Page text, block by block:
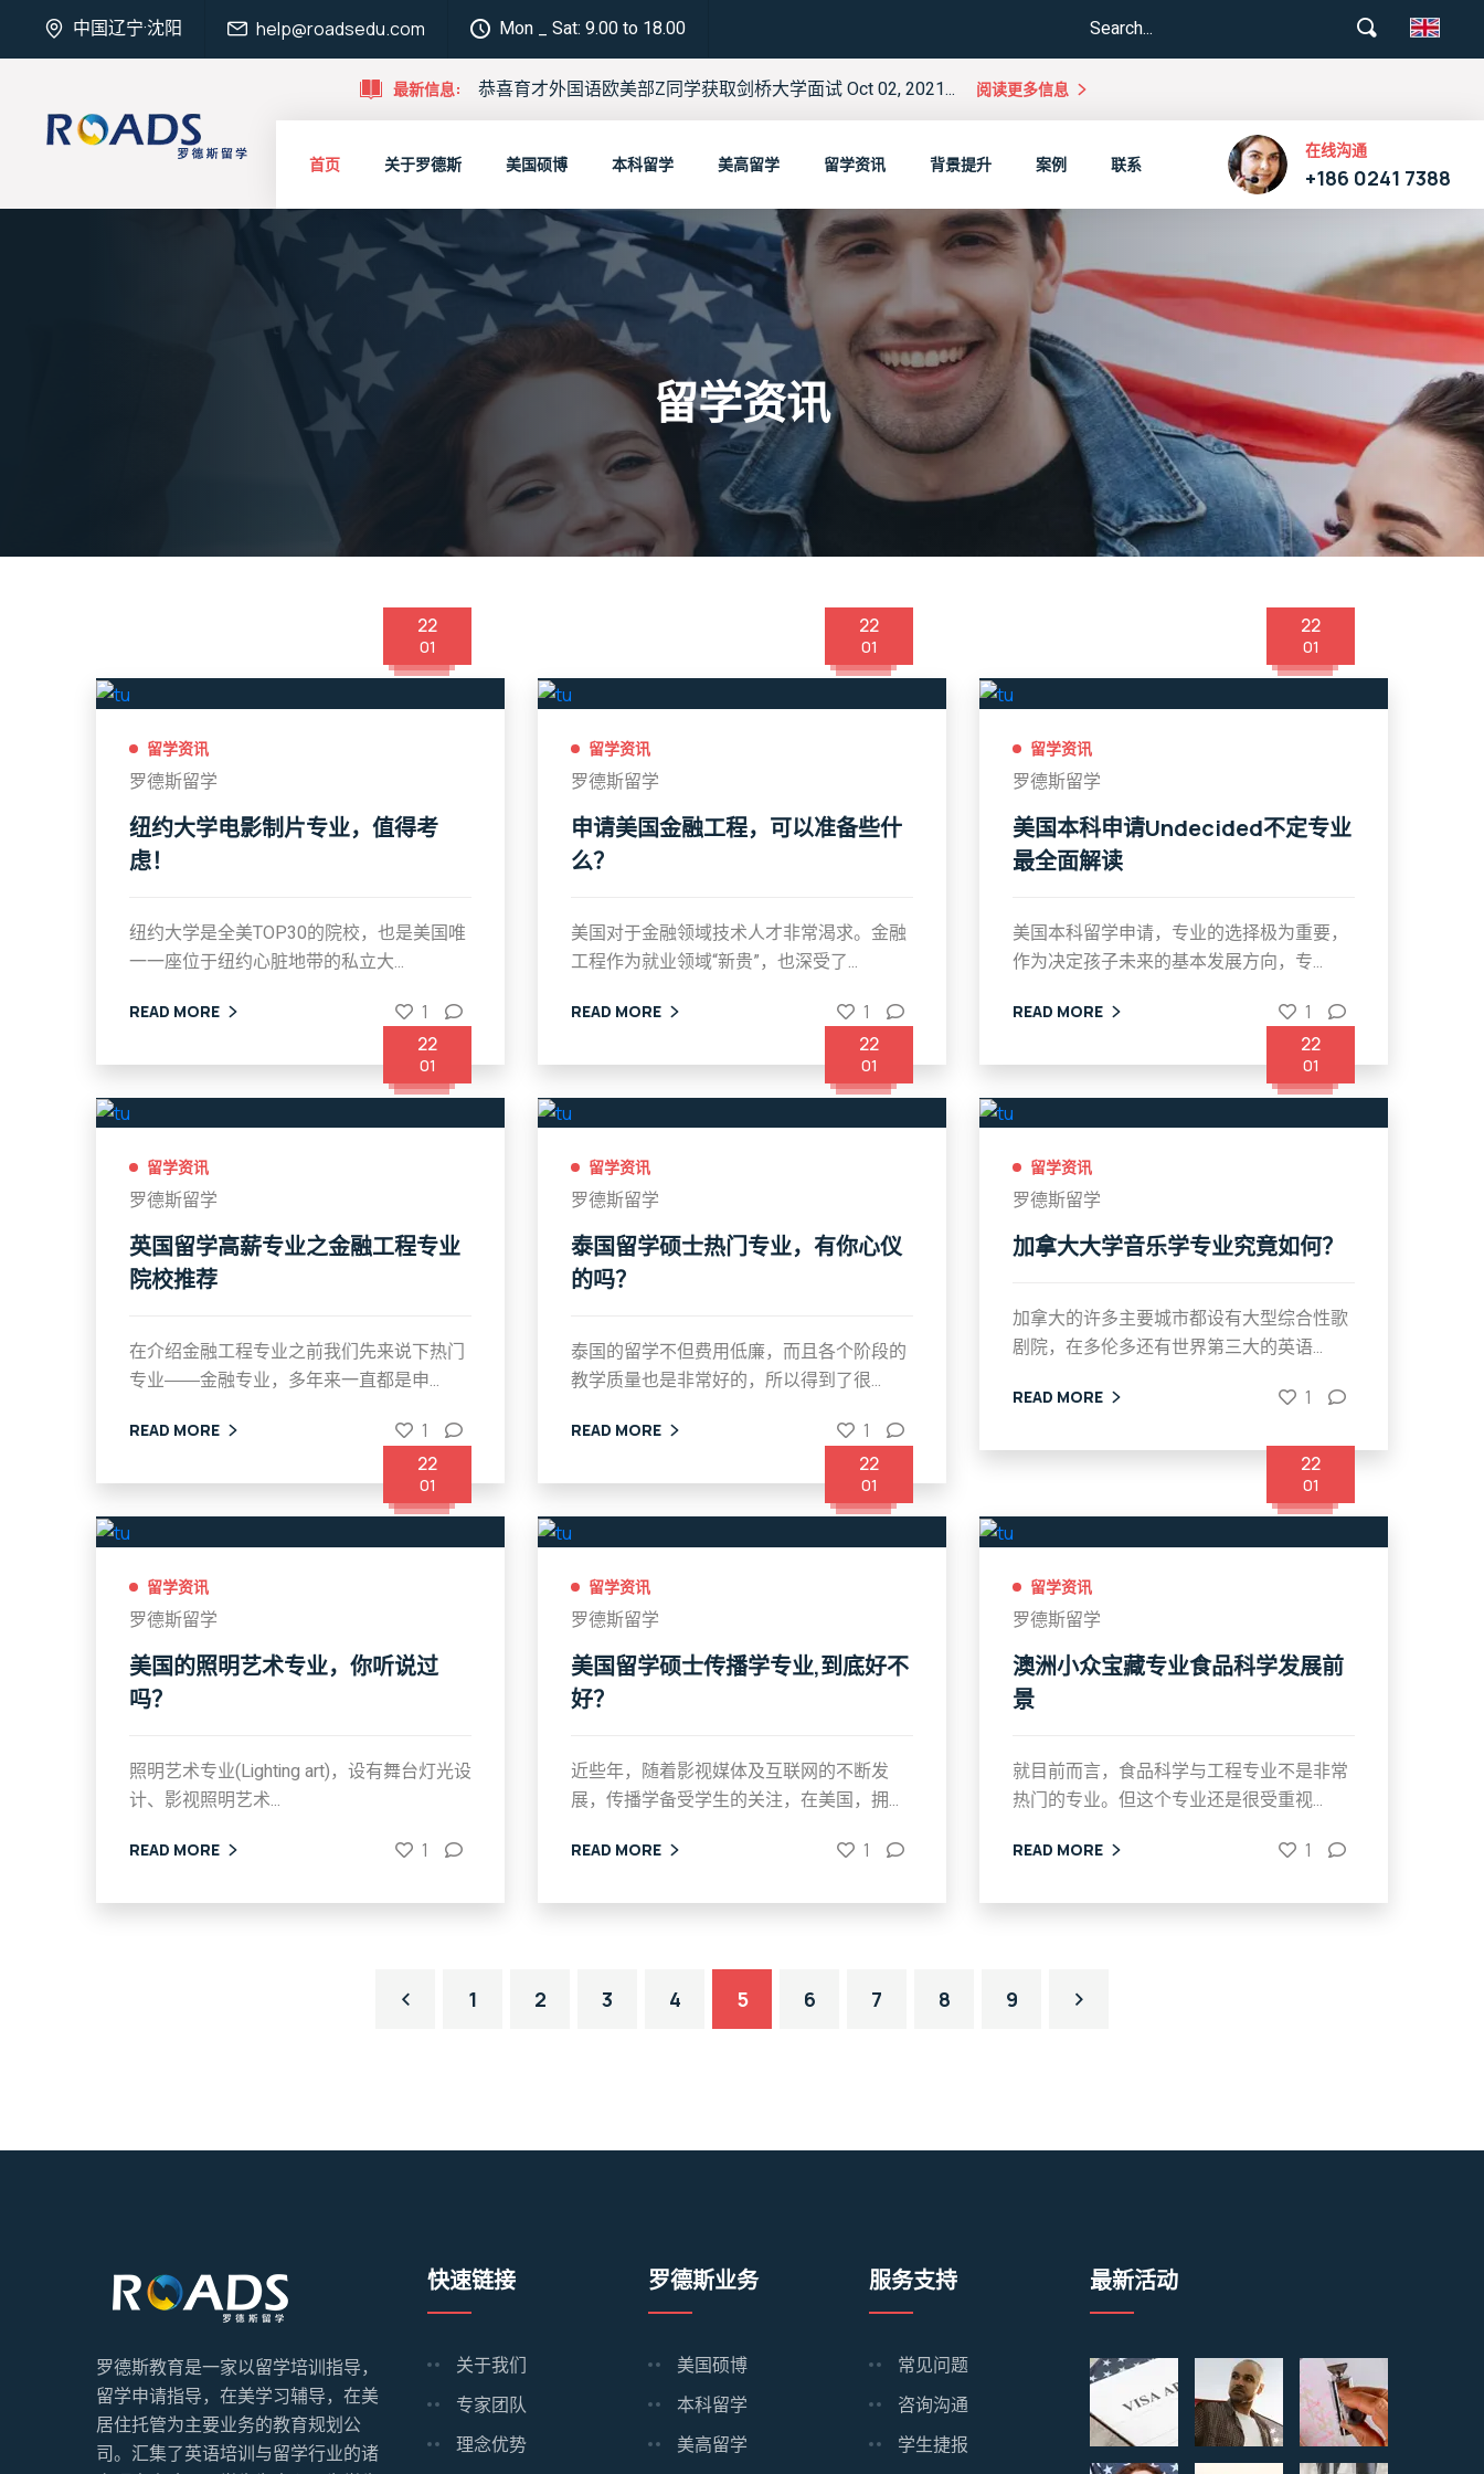
中国辽宁·沈阳 help@roadsedu.com Mon _ Sat: 9.00 to 18.00
最新信息: 恭喜育才外国语欧美部Z同学获取剑桥大学面试 Oct 02, 2021... 阅读更多信息
首页 关于罗德斯 美国硕博 本科留学 美高留学 留学资讯 背景提升 案例 联系
在线沟通
+186 0241 7388
留学资讯
22
01
留学资讯
罗德斯留学
纽约大学电影制片专业，值得考
虑！
纽约大学是全美TOP30的院校，也是美国唯
一一座位于纽约心脏地带的私立大...
READ MORE 1
22
01
留学资讯
罗德斯留学
申请美国金融工程，可以准备些什
么？
美国对于金融领域技术人才非常渴求。金融
工程作为就业领域“新贵”，也深受了...
READ MORE 1
22
01
留学资讯
罗德斯留学
美国本科申请Undecided不定专业
最全面解读
美国本科留学申请，专业的选择极为重要，
作为决定孩子未来的基本发展方向，专...
READ MORE
1
22
01
留学资讯
罗德斯留学
英国留学高薪专业之金融工程专业
院校推荐
在介绍金融工程专业之前我们先来说下热门
专业――金融专业，多年来一直都是申...
READ MORE 1
22
01
留学资讯
罗德斯留学
泰国留学硕士热门专业，有你心仪
的吗？
泰国的留学不但费用低廉，而且各个阶段的
教学质量也是非常好的，所以得到了很...
READ MORE 1
22
01
留学资讯
罗德斯留学
加拿大大学音乐学专业究竟如何？
加拿大的许多主要城市都设有大型综合性歌
剧院，在多伦多还有世界第三大的英语...
READ MORE 1
22
01
留学资讯
罗德斯留学
美国的照明艺术专业，你听说过
吗？
照明艺术专业(Lighting art)，设有舞台灯光设
计、影视照明艺术...
READ MORE 1
22
01
留学资讯
罗德斯留学
美国留学硕士传播学专业,到底好不
好？
近些年，随着影视媒体及互联网的不断发
展，传播学备受学生的关注，在美国，拥...
READ MORE 1
22
01
留学资讯
罗德斯留学
澳洲小众宝藏专业食品科学发展前
景
就目前而言，食品科学与工程专业不是非常
热门的专业。但这个专业还是很受重视...
READ MORE 1
1 2 3 4 5 6 7 8 9
罗德斯教育是一家以留学培训指导，
留学申请指导，在美学习辅导，在美
居住托管为主要业务的教育规划公
司。汇集了英语培训与留学行业的诸
快速链接
关于我们
专家团队
理念优势
罗德斯业务
美国硕博
本科留学
美高留学
服务支持
常见问题
咨询沟通
学生捷报
最新活动